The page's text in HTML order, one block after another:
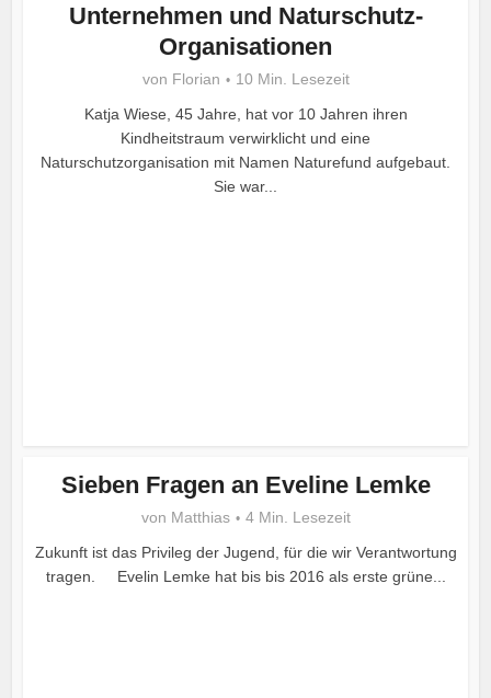
Unternehmen und Naturschutz-
Organisationen
von Florian
10 Min. Lesezeit
Katja Wiese, 45 Jahre, hat vor 10 Jahren ihren
Kindheitstraum verwirklicht und eine
Naturschutzorganisation mit Namen Naturefund aufgebaut.
Sie war...
Sieben Fragen an Eveline Lemke
von Matthias
4 Min. Lesezeit
Zukunft ist das Privileg der Jugend, für die wir Verantwortung
tragen. Evelin Lemke hat bis bis 2016 als erste grüne...